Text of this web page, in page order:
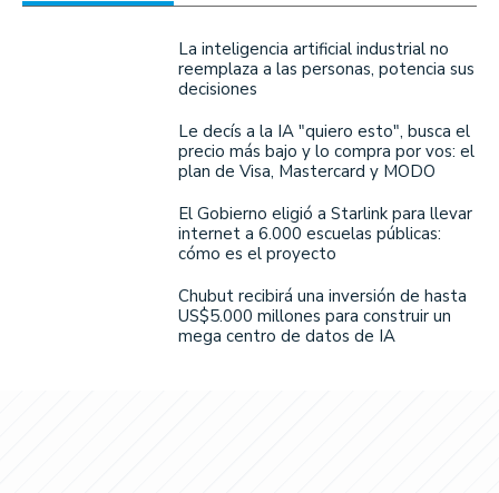
La inteligencia artificial industrial no
reemplaza a las personas, potencia sus
decisiones
Le decís a la IA "quiero esto", busca el
precio más bajo y lo compra por vos: el
plan de Visa, Mastercard y MODO
El Gobierno eligió a Starlink para llevar
internet a 6.000 escuelas públicas:
cómo es el proyecto
Chubut recibirá una inversión de hasta
US$5.000 millones para construir un
mega centro de datos de IA